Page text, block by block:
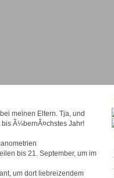
meinen Eltern. Tja, und
Ã¼bernÃ¤chstes Jahr!
bis 21. September, um im
um dort liebreizendem